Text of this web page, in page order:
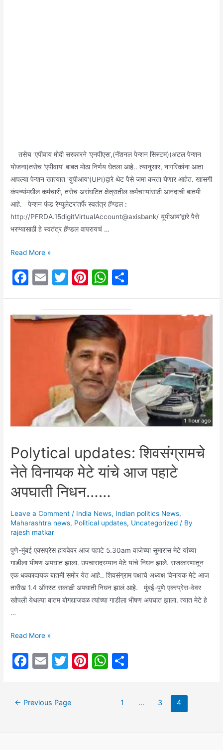
तसेच ‘एपीवाय मोदी सरकारने ‘एनपीएस’,(नॅशनल पेन्शन सिस्टम)(अटल पेन्शन
योजना)तसेच ‘एपीवाय’ बाबत मोठा निर्णय घेतला आहे.. त्यानुसार, नागरिकांना आता
आपल्या पेन्शन खात्यात ‘युपीआय'(UPI)द्वारे थेट पैसे जमा करता येणार आहेत. खासगी
कंपन्यांमधील कर्मचारी, तसेच असंघटित क्षेत्रातील कर्मचाऱ्यांसाठी आनंदाची बातमी
आहे. पेन्शन फंड रेग्युलेटर’तर्फे स्वतंत्र हॅण्डल :
http://PFRDA.15digitVirtualAccount@axisbank/ यूपीआय’द्वारे पैसे
भरण्यासाठी हे स्वतंत्र हॅण्डल वापरायचं …
Job
मोदी
‘एनपीएस’,
(MPS),
तसेच
कंपन्यांमधील
तसेच
असंघटित
क्षेत्रातील
कर्मचाऱ्यांसाठी
बातमी……
Read More »
F
a
c
e
E
m
ai
l
T
w
itt
er
Pi
nt
er
e
st
W
h
at
s
A
p
p
h
ar
Polytical updates: शिवसंग्रामचे
नेते विनायक मेटे यांचे आज पहाटे
अपघाती निधन……
Leave a Comment / India News, Indian politics News,
Maharashtra news, Political updates, Uncategorized / By
rajesh matkar
पुणे-मुंबई एक्सप्रेस हायवेवर आज पहाटे 5.30am वाजेच्या सुमारास मेटे यांच्या
गाडीला भीषण अपघात झाला. उपचारादरम्यान मेटे यांचे निधन झाले. राजकारणातून
एक धक्कादायक बातमी समोर येत आहे.. शिवसंग्राम पक्षाचे अध्यक्ष विनायक मेटे आज
तारीख 1.4 ऑगस्ट सकाळी अपघाती निधन झालं आहे. मुंबई-पुणे एक्स्प्रेस-वेवर
खोपली येथल्या बातम बोगद्याजवळ त्यांच्या गाडीला भीषण अपघात झाला. त्यात मेटे हे
…
Polytical
शिवसंग्रामचे
Read More »
F
e
E
l
T
er
Pi W
Posts
← Previous Page 1 … 3 4